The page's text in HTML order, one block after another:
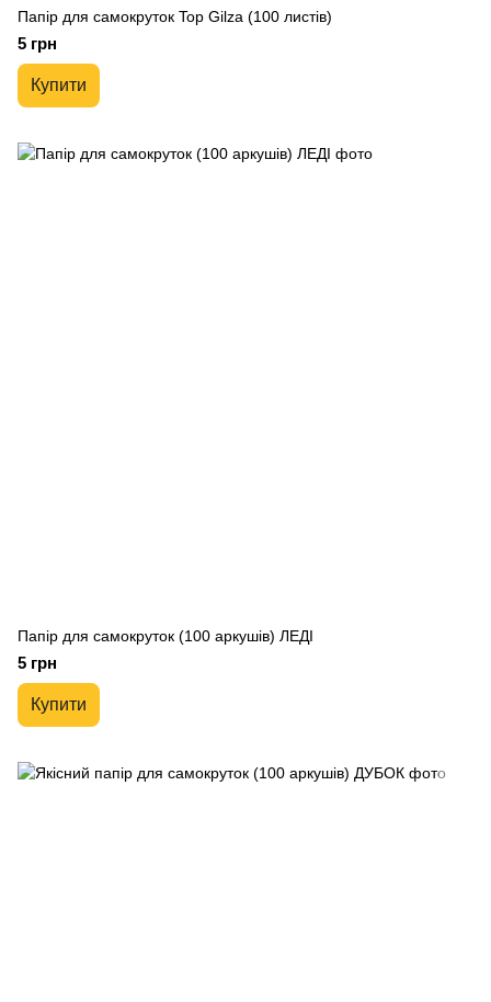
Папір для самокруток Top Gilza (100 листів)
5 грн
Купити
Папір для самокруток (100 аркушів) ЛЕДІ
5 грн
Купити